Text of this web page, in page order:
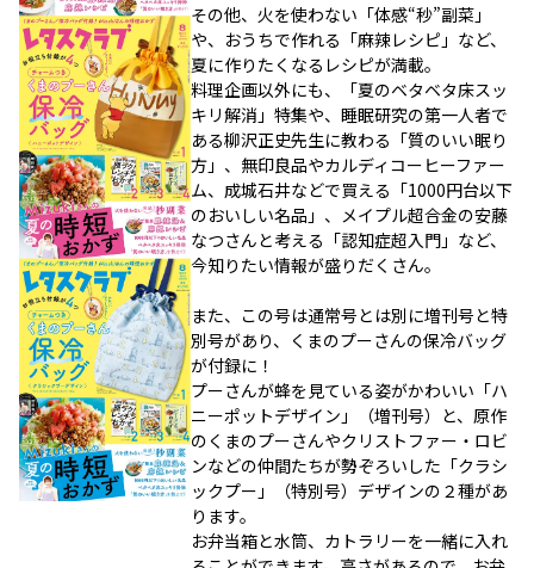
その他、火を使わない「体感“秒”副菜」
や、おうちで作れる「麻辣レシピ」など、
夏に作りたくなるレシピが満載。
料理企画以外にも、「夏のベタベタ床スッ
キリ解消」特集や、睡眠研究の第一人者で
ある柳沢正史先生に教わる「質のいい眠り
方」、無印良品やカルディコーヒーファー
ム、成城石井などで買える「1000円台以下
のおいしい名品」、メイプル超合金の安藤
なつさんと考える「認知症超入門」など、
今知りたい情報が盛りだくさん。
また、この号は通常号とは別に増刊号と特
別号があり、くまのプーさんの保冷バッグ
が付録に！
プーさんが蜂を見ている姿がかわいい「ハ
ニーポットデザイン」（増刊号）と、原作
のくまのプーさんやクリストファー・ロビ
ンなどの仲間たちが勢ぞろいした「クラシ
ックプー」（特別号）デザインの２種があ
ります。
お弁当箱と水筒、カトラリーを一緒に入れ